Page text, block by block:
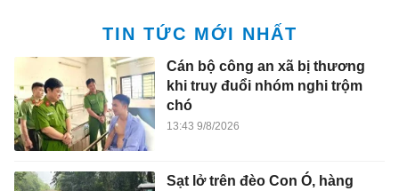
TIN TỨC MỚI NHẤT
Cán bộ công an xã bị thương
khi truy đuổi nhóm nghi trộm
chó
13:43 9/8/2026
Sạt lở trên đèo Con Ó, hàng